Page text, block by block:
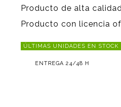
Producto de alta
Producto con licencia
ÚLTIMAS UNIDADES EN STOCK
ENTREGA 24/48 H